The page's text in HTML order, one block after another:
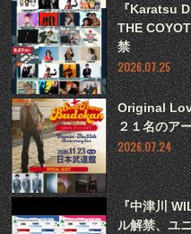
『Karatsu
THE
禁
2026.07.25
Original
２１名のア
2026.07.24
『中津川
ル解禁、ユ